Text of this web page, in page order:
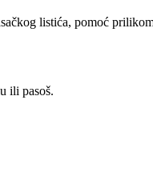
listića, pomoć
ili pasoš.